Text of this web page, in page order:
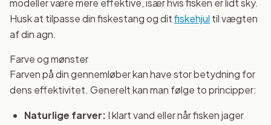
modeller være mere effektive, især hvis fisken er lidt sky.
Husk at tilpasse din fiskestang og ditfiskehjul til vægten
af din agn.
Farve og mønster
Farven på din gennemløber kan have stor betydning for
dens effektivitet. Generelt kan man følge to principper:
Naturlige farver: I klart vand eller når fisken jager